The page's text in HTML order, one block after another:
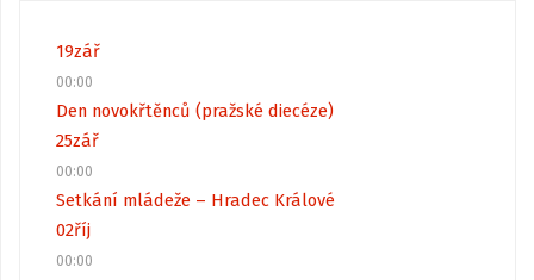
19zář
00:00
Den novokřtěnců (pražské diecéze)
25zář
00:00
Setkání mládeže – Hradec Králové
02říj
00:00